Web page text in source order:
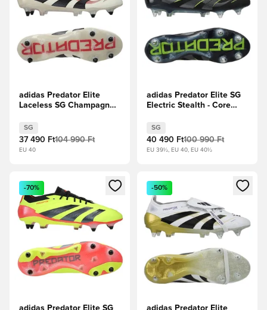
adidas Predator Elite
Laceless SG Champagne -
Black/Tiszta rubin
SG
37 490 Ft104 990 Ft
EU 40
adidas Predator Elite SG
Electric Stealth - Core
Lemon
SG
40 490 Ft100 990 Ft
EU 39½, EU 40, EU 40½
Megnyit egy modált a bejelentkezéshez vagy a tagként
-70%
adidas Predator Elite SG
Megnyit egy modált a
-50%
adidas Predator Elite